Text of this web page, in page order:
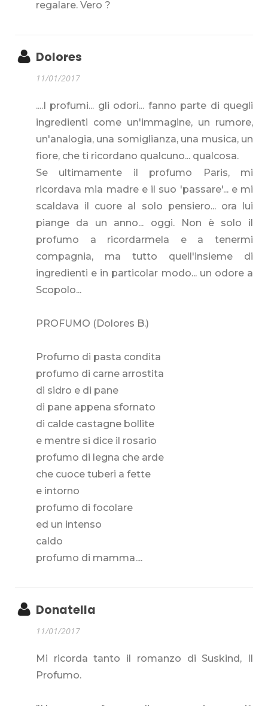
regalare. Vero ?
Dolores
11/01/2017
....I profumi... gli odori... fanno parte di quegli
ingredienti come un'immagine, un rumore,
un'analogia, una somiglianza, una musica, un
fiore, che ti ricordano qualcuno... qualcosa.
Se ultimamente il profumo Paris, mi
ricordava mia madre e il suo 'passare'... e mi
scaldava il cuore al solo pensiero... ora lui
piange da un anno... oggi. Non è solo il
profumo a ricordarmela e a tenermi
compagnia, ma tutto quell'insieme di
ingredienti e in particolar modo... un odore a
Scopolo...
PROFUMO (Dolores B.)
Profumo di pasta condita
profumo di carne arrostita
di sidro e di pane
di pane appena sfornato
di calde castagne bollite
e mentre si dice il rosario
profumo di legna che arde
che cuoce tuberi a fette
e intorno
profumo di focolare
ed un intenso
caldo
profumo di mamma....
Donatella
11/01/2017
Mi ricorda tanto il romanzo di Suskind, Il
Profumo.